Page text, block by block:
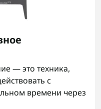
— это техника,
с
времени через